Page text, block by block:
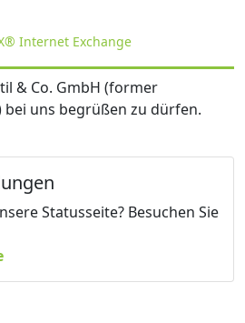
Internet Exchange
& Co. GmbH (former
bei uns begrüßen zu dürfen.
Statusseite? Besuchen Sie